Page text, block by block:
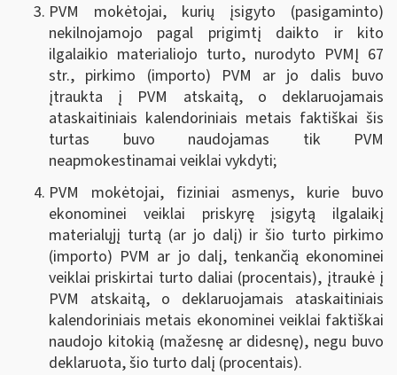
PVM mokėtojai, kurių įsigyto (pasigaminto)
nekilnojamojo pagal prigimtį daikto ir kito
ilgalaikio materialiojo turto, nurodyto PVMĮ 67
str., pirkimo (importo) PVM ar jo dalis buvo
įtraukta į PVM atskaitą, o deklaruojamais
ataskaitiniais kalendoriniais metais faktiškai šis
turtas buvo naudojamas tik PVM
neapmokestinamai veiklai vykdyti;
PVM mokėtojai, fiziniai asmenys, kurie buvo
ekonominei veiklai priskyrę įsigytą ilgalaikį
materialųjį turtą (ar jo dalį) ir šio turto pirkimo
(importo) PVM ar jo dalį, tenkančią ekonominei
veiklai priskirtai turto daliai (procentais), įtraukė į
PVM atskaitą, o deklaruojamais ataskaitiniais
kalendoriniais metais ekonominei veiklai faktiškai
naudojo kitokią (mažesnę ar didesnę), negu buvo
deklaruota, šio turto dalį (procentais).